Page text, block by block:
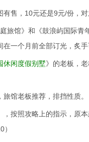
售，10元还是9元/份，对
旅馆》和《鼓浪屿国际
一个月前全部订光，炙手
休闲度假别墅》的老板，
，旅馆老板推荐，排挡性质。
，按照攻略上的指示，原